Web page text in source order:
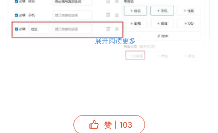
展开阅读更多
赞 103